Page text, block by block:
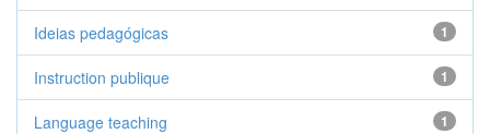
1
Ideias pedagógicas
1
Instruction publique
1
Language teaching